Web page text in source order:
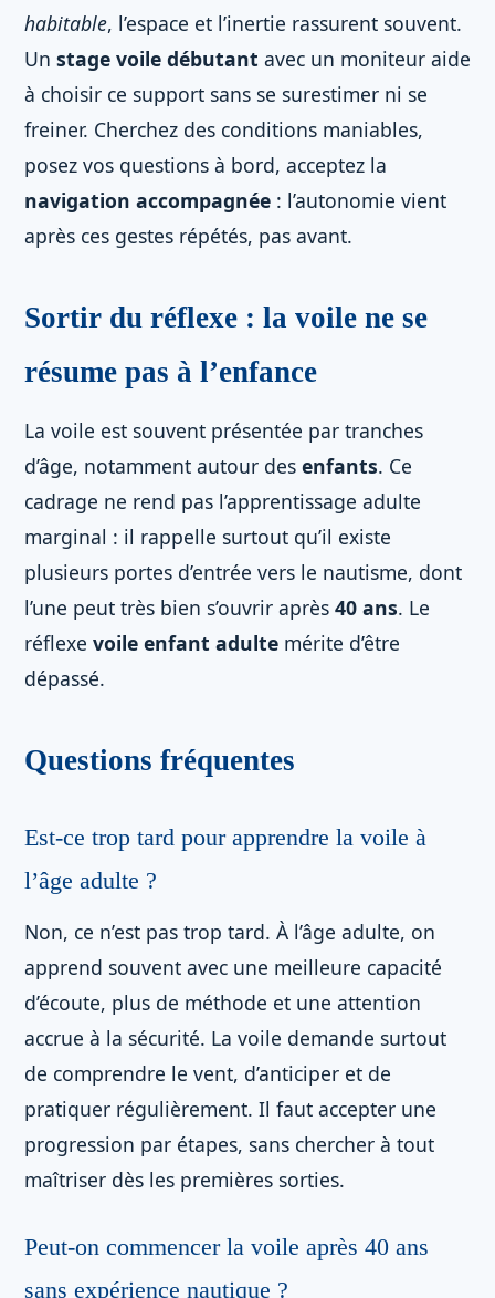
habitable, l’espace et l’inertie rassurent souvent.
Un stage voile débutant avec un moniteur aide
à choisir ce support sans se surestimer ni se
freiner. Cherchez des conditions maniables,
posez vos questions à bord, acceptez la
navigation accompagnée : l’autonomie vient
après ces gestes répétés, pas avant.
Sortir du réflexe : la voile ne se
résume pas à l’enfance
La voile est souvent présentée par tranches
d’âge, notamment autour des enfants. Ce
cadrage ne rend pas l’apprentissage adulte
marginal : il rappelle surtout qu’il existe
plusieurs portes d’entrée vers le nautisme, dont
l’une peut très bien s’ouvrir après 40 ans. Le
réflexe voile enfant adulte mérite d’être
dépassé.
Questions fréquentes
Est-ce trop tard pour apprendre la voile à
l’âge adulte ?
Non, ce n’est pas trop tard. À l’âge adulte, on
apprend souvent avec une meilleure capacité
d’écoute, plus de méthode et une attention
accrue à la sécurité. La voile demande surtout
de comprendre le vent, d’anticiper et de
pratiquer régulièrement. Il faut accepter une
progression par étapes, sans chercher à tout
maîtriser dès les premières sorties.
Peut-on commencer la voile après 40 ans
sans expérience nautique ?